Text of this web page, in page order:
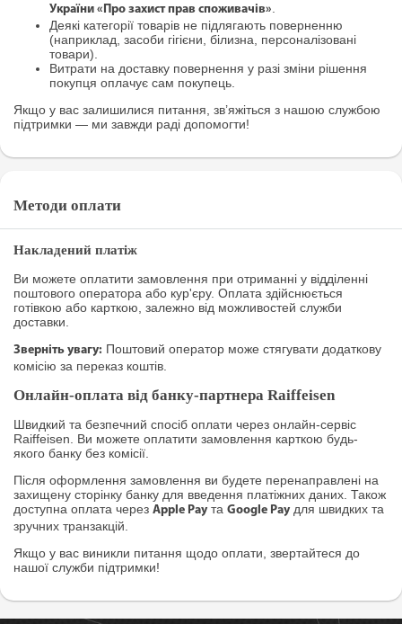
України «Про захист прав споживачів».
Деякі категорії товарів не підлягають поверненню
(наприклад, засоби гігієни, білизна, персоналізовані
товари).
Витрати на доставку повернення у разі зміни рішення
покупця оплачує сам покупець.
Якщо у вас залишилися питання, зв’яжіться з нашою службою
підтримки — ми завжди раді допомогти!
Методи оплати
Накладений платіж
Ви можете оплатити замовлення при отриманні у відділенні
поштового оператора або кур'єру. Оплата здійснюється
готівкою або карткою, залежно від можливостей служби
доставки.
Зверніть увагу: Поштовий оператор може стягувати додаткову
комісію за переказ коштів.
Онлайн-оплата від банку-партнера Raiffeisen
Швидкий та безпечний спосіб оплати через онлайн-сервіс
Raiffeisen. Ви можете оплатити замовлення карткою будь-
якого банку без комісії.
Після оформлення замовлення ви будете перенаправлені на
захищену сторінку банку для введення платіжних даних. Також
доступна оплата через Apple Pay та Google Pay для швидких та
зручних транзакцій.
Якщо у вас виникли питання щодо оплати, звертайтеся до
нашої служби підтримки!